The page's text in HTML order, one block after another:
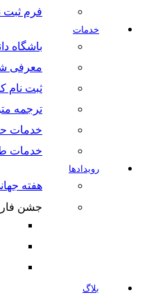
فرم ثبت
خدمات
باشگاه
معرفی
ثبت نام
ترجمه
خدمات
خدمات
رویدادها
هفته
جشن
بلاگ